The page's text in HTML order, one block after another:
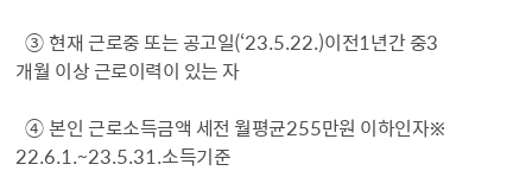
③ 현재 근로중 또는 공고일(‘23.5.22.)이전1 년간 중3
개월 이상 근로이력이 있는 자
④본인 근로소득금액 세전 월평균255만원 이하인자※
22.6.1.~23.5.31.소득기준